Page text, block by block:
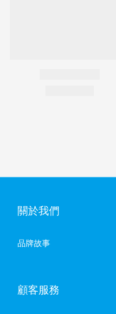
關於我們
品牌故事
顧客服務